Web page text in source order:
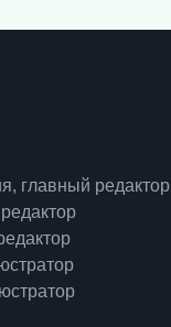
главный редактор